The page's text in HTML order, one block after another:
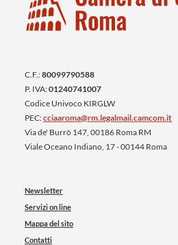
C.F.:80099790588
P. IVA:01240741007
Codice Univoco KIRGLW
PEC:cciaaroma@rm.legalmail.camcom.it
Via de' Burrò 147, 00186 Roma RM
Viale Oceano Indiano, 17 - 00144 Roma
Newsletter
Servizi on line
Mappa del sito
Contatti